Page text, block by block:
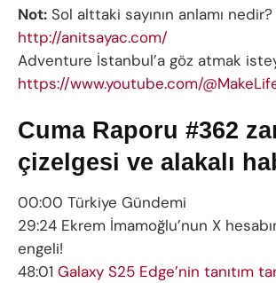
Not: Sol alttaki sayının anlamı
http://anitsayac.com/
Adventure İstanbul’a göz atmak
https://www.youtube.com/
Cuma Raporu #362
çizelgesi ve alakalı
00:00 Türkiye Gündemi
29:24 Ekrem İmamoğlu’nun X
engeli!
48:01 Galaxy S25 Edge’nin tanıtım